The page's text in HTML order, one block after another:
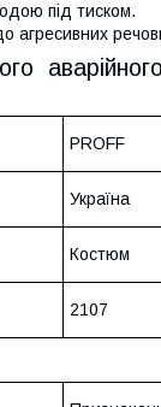
під тиском.
агресивних
PROFF
Україна
Костюм
2107